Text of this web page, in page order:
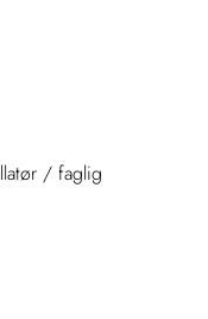
/ faglig